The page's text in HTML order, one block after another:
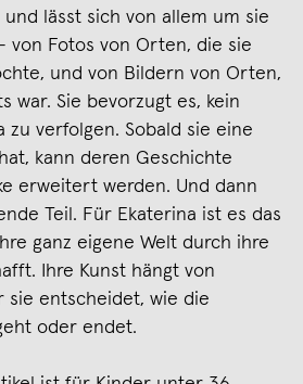
lässt sich von allem um sie
von Fotos von Orten, die sie
und von Bildern von Orten,
war. Sie bevorzugt es, kein
zu verfolgen. Sobald sie eine
kann deren Geschichte
erweitert werden. Und dann
Teil. Für Ekaterina ist es das
ganz eigene Welt durch ihre
Ihre Kunst hängt von
sie entscheidet, wie die
oder endet.